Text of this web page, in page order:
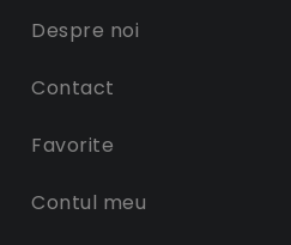
Despre noi
Contact
Favorite
Contul meu